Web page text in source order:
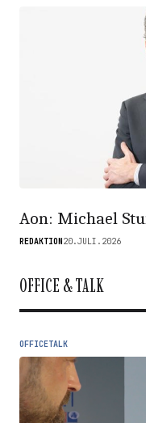
Aon: Michael
REDAKTION20.JULI.2026
OFFICE & TALK
OFFICETALK